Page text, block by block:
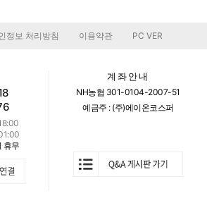
정보 처리방침 이용약관 PC VER
휴무
계좌안내
NH농협 301-0104-2007-51
예금주 : (주)에이온코스퍼